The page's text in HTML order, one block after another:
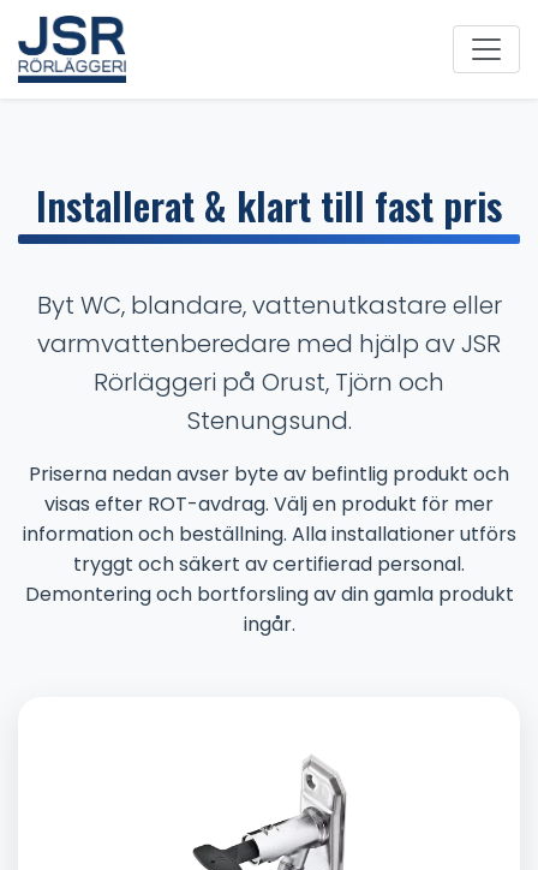
Installerat & klart till fast pris
Byt WC, blandare, vattenutkastare eller
varmvattenberedare med hjälp av JSR
Rörläggeri på Orust, Tjörn och
Stenungsund.
Priserna nedan avser byte av befintlig produkt och
visas efter ROT-avdrag. Välj en produkt för mer
information och beställning. Alla installationer utförs
tryggt och säkert av certifierad personal.
Demontering och bortforsling av din gamla produkt
ingår.